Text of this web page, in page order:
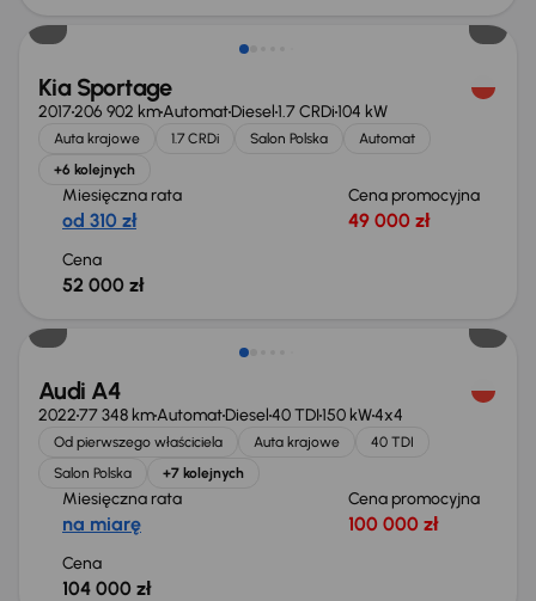
Kia Sportage
2017206 902 kmAutomatDiesel1.7 CRDi104 kW
Auta krajowe 1.7 CRDi Salon Polska
Automat
+6 kolejnych
Miesięczna rata
od 310 zł
Cena promocyjna
49 000 zł
Cena
52 000 zł
Możliwość odliczenia VAT
Audi A4
202277 348 kmAutomatDiesel40 TDI150 kW4x4
Od pierwszego właściciela Auta krajowe
40 TDI
Salon Polska
+7 kolejnych
Miesięczna rata
na miarę
Cena promocyjna
100 000 zł
Cena
104 000 zł